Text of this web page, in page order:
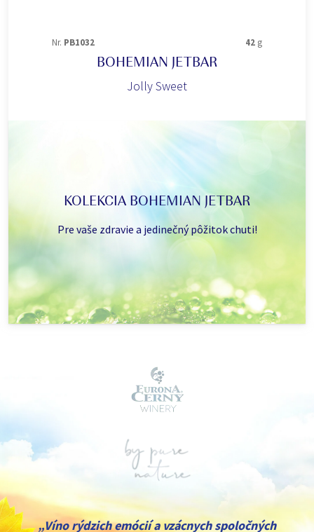
KOLEKCIA BOHEMIAN JETBAR
Pre vaše zdravie a jedinečný pôžitok chuti!
Nr. PB1032 42 g
BOHEMIAN JETBAR
Jolly Sweet
„Víno rýdzich emócií a vzácnych spoločných